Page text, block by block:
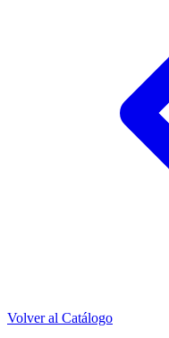
Volver al Catálogo